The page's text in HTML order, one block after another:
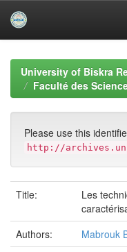
navigationUniversity of Biskra
Faculté des
Please use this
http://
Title:
Les
Authors:
Mabrouk